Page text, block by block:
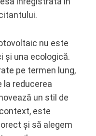
nu este
și una ecologică.
pe termen lung,
reducerea
un stil de
este
și să alegem